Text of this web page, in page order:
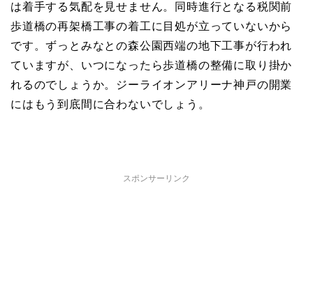
は着手する気配を見せません。同時進行となる税関前
歩道橋の再架橋工事の着工に目処が立っていないから
です。ずっとみなとの森公園西端の地下工事が行われ
ていますが、いつになったら歩道橋の整備に取り掛か
れるのでしょうか。ジーライオンアリーナ神戸の開業
にはもう到底間に合わないでしょう。
スポンサーリンク